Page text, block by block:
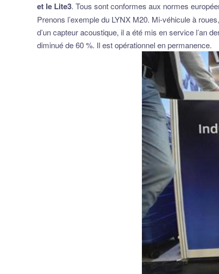
et le Lite3. Tous sont conformes aux normes
Prenons l’exemple du LYNX M20. Mi-véhicule à
d’un capteur acoustique, il a été mis en service l’an
diminué de 60 %. Il est opérationnel en permanence.